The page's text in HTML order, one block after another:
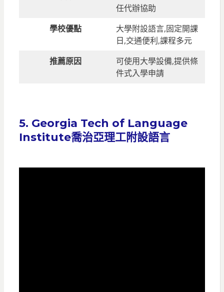
任代辦協助
學校優點
大學附設語言,固定開課
日,交通便利,課程多元
推薦原因
可使用大學設備,提供條
件式入學申請
5. Georgia Tech of Language
Institute喬治亞理工附設語言